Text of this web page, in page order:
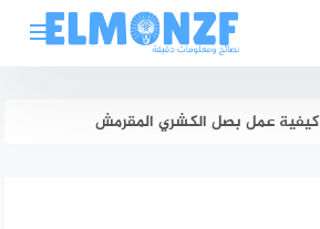
كيفية عمل بصل الكشري المقرمش